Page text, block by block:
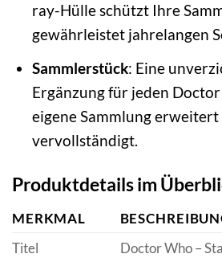
ray-Hülle schützt Ihre
gewährleistet jahrelangen
Sammlerstück: Eine
Ergänzung für jeden
eigene Sammlung erweitert
vervollständigt.
Produktdetails im
MERKMAL
Titel
Doctor Who –